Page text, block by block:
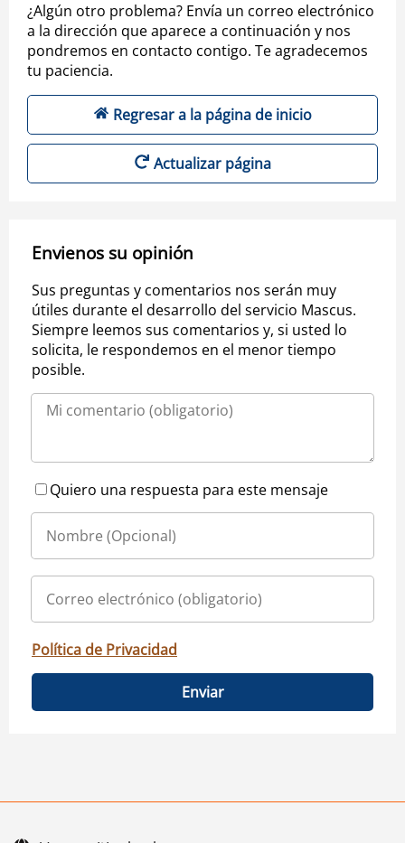
¿Algún otro problema? Envía un correo electrónico
a la dirección que aparece a continuación y nos
pondremos en contacto contigo. Te agradecemos
tu paciencia.
Regresar a la página de inicio
Actualizar página
Envienos su opinión
Sus preguntas y comentarios nos serán muy
útiles durante el desarrollo del servicio Mascus.
Siempre leemos sus comentarios y, si usted lo
solicita, le respondemos en el menor tiempo
posible.
Quiero una respuesta para este mensaje
Política de Privacidad
Enviar